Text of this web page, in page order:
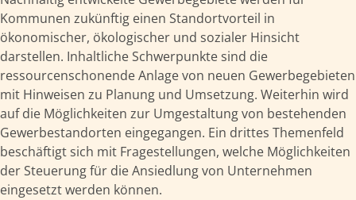
Kommunen zukünftig einen Standortvorteil in
ökonomischer, ökologischer und sozialer Hinsicht
darstellen. Inhaltliche Schwerpunkte sind die
ressourcenschonende Anlage von neuen Gewerbegebieten
mit Hinweisen zu Planung und Umsetzung. Weiterhin wird
auf die Möglichkeiten zur Umgestaltung von bestehenden
Gewerbestandorten eingegangen. Ein drittes Themenfeld
beschäftigt sich mit Fragestellungen, welche Möglichkeiten
der Steuerung für die Ansiedlung von Unternehmen
eingesetzt werden können.